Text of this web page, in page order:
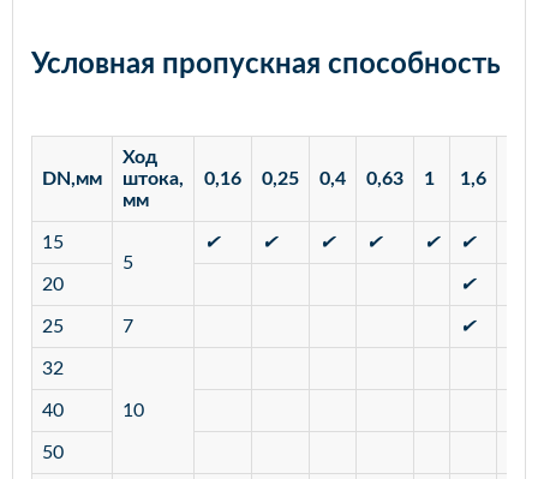
Условная пропускная способность
DN,мм
Ход
штока,
мм
0,16 0,25 0,4 0,63 1 1,6
15
5
✔ ✔ ✔ ✔ ✔ ✔
20 ✔
25 7 ✔
32
10
40
50